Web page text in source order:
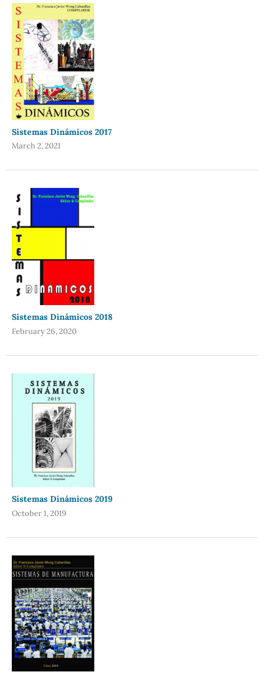
Sistemas Dinámicos 2017
March 2, 2021
Sistemas Dinámicos 2018
February 26, 2020
Sistemas Dinámicos 2019
October 1, 2019